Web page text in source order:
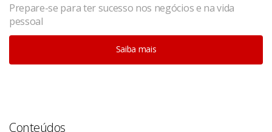
Prepare-se para ter sucesso nos negócios e na vida
pessoal
Saiba mais
Conteúdos